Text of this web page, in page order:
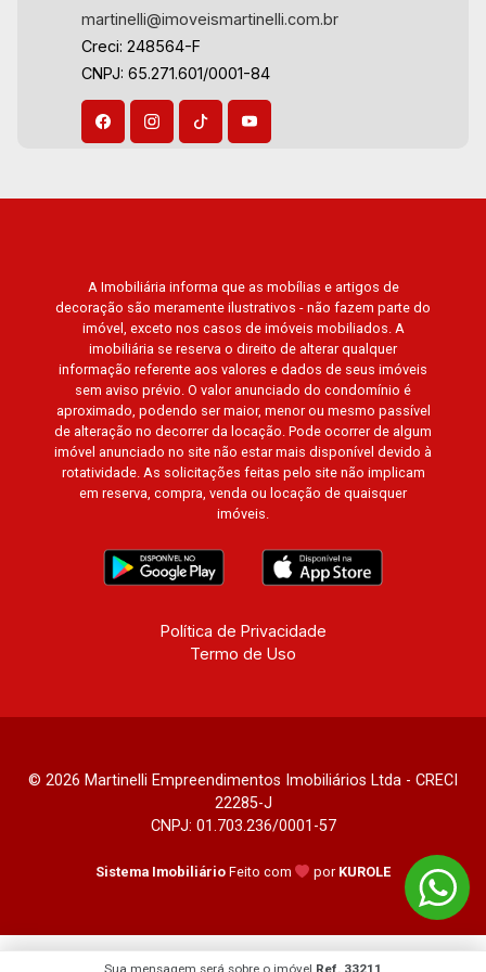
Ilhas do Sul, Jardim Nova Aliança, Boulevard,
Higienópolis, Sumaré, Jardim América, Alto do
Ipê, Jardim Irajá, Royal Park, Jardim Califórnia,
Quinta da Primavera, Bonfim Paulista, Vila
Seixas, Jardim Paulista, Jardim Paulistano,
Bella Città Residencial e Industrial. Avenida
João Fiúsa, 1051 - Alto da Boa Vista | Ribeirão
Preto.
Sua mensagem será sobre o imóvel Ref. 33211
martinelli@imoveismartinelli.com.br
Creci: 248564-F
CNPJ: 65.271.601/0001-84
A Imobiliária informa que as mobílias e artigos de
decoração são meramente ilustrativos - não fazem parte do
imóvel, exceto nos casos de imóveis mobiliados. A
imobiliária se reserva o direito de alterar qualquer
informação referente aos valores e dados de seus imóveis
sem aviso prévio. O valor anunciado do condomínio é
aproximado, podendo ser maior, menor ou mesmo passível
de alteração no decorrer da locação. Pode ocorrer de algum
imóvel anunciado no site não estar mais disponível devido à
rotatividade. As solicitações feitas pelo site não implicam
em reserva, compra, venda ou locação de quaisquer
imóveis.
Política de Privacidade
Termo de Uso
© 2026 Martinelli Empreendimentos Imobiliários Ltda - CRECI
22285-J
CNPJ: 01.703.236/0001-57
Sistema Imobiliário Feito com por KUROLE